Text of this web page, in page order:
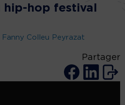
hip-hop festival
Fanny Colleu Peyrazat
Partager